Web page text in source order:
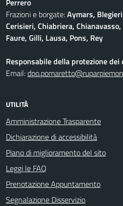
Perrero
Frazioni e borgate:Aymars,
Cerisieri, Chiabriera,
Faure, Gilli, Lausa, Pons, Rey
Responsabile della protezione dei
Email:
UTILITÀ
Amministrazione Trasparente
Dichiarazione di accessibilità
Piano di miglioramento del sito
Leggi le FAQ
Prenotazione Appuntamento
Segnalazione Disservizio